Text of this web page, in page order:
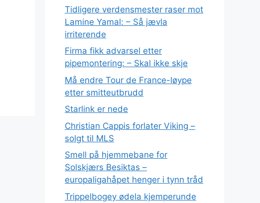
Tidligere verdensmester raser mot
Lamine Yamal: – Så jævla
irriterende
Firma fikk advarsel etter
pipemontering: – Skal ikke skje
Må endre Tour de France-løype
etter smitteutbrudd
Starlink er nede
Christian Cappis forlater Viking –
solgt til MLS
Smell på hjemmebane for
Solskjærs Besiktas –
europaligahåpet henger i tynn tråd
Trippelbogey ødela kjemperunde